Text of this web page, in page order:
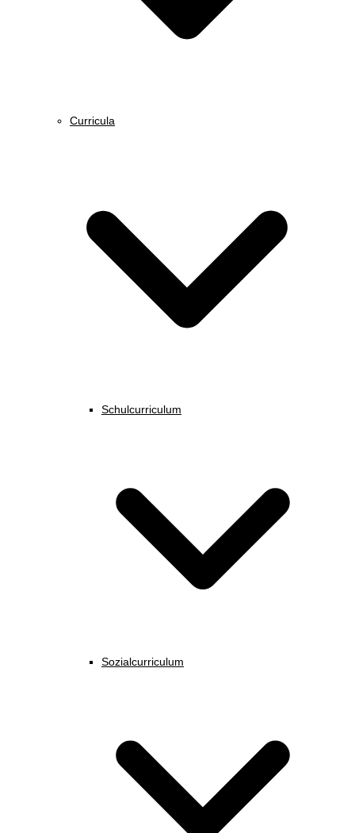
Curricula
Schulcurriculum
Sozialcurriculum